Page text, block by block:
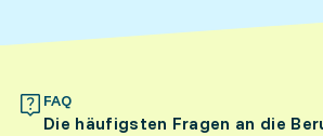
FAQ
Die häufigsten Fragen an die